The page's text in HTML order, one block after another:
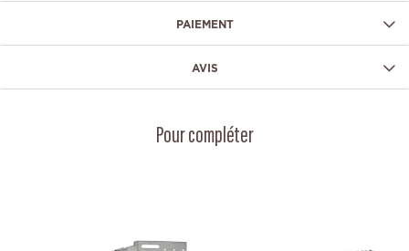
PAIEMENT
AVIS
Pour compléter